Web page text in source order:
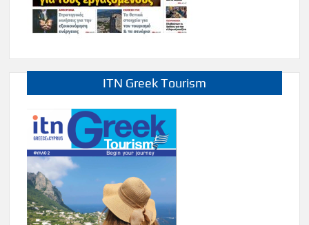
ITN Greek Tourism